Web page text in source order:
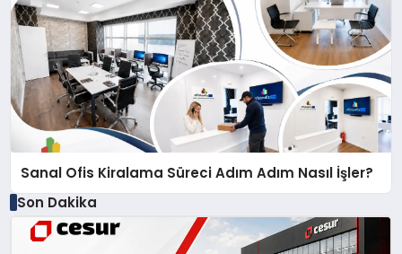
Sanal Ofis Kiralama Süreci Adım Adım Nasıl İşler?
Son Dakika